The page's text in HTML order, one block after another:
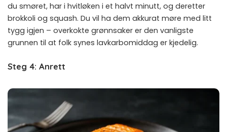
du smøret, har i hvitløken i et halvt minutt, og deretter
brokkoli og squash. Du vil ha dem akkurat møre med litt
tygg igjen – overkokte grønnsaker er den vanligste
grunnen til at folk synes lavkarbomiddag er kjedelig.
Steg 4: Anrett